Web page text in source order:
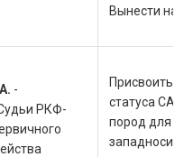
Вынести на
-
РКФ-
Присвоить
статуса
пород для